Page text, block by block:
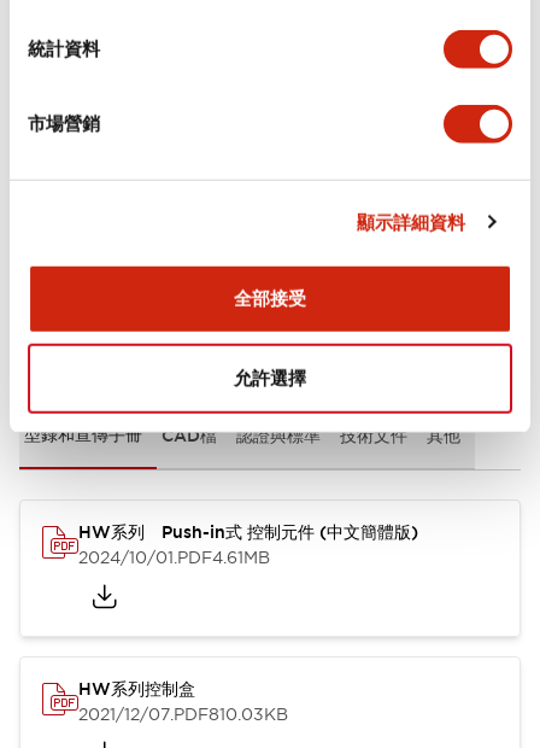
統計資料
市場營銷
顯示詳細資料
全部接受
允許選擇
文件和檔案
型錄和宣傳手冊 CAD檔 認證與標準 技術文件 其他
HW系列 Push-in式 控制元件 (中文簡體版)
2024/10/01.PDF4.61MB
HW系列控制盒
2021/12/07.PDF810.03KB